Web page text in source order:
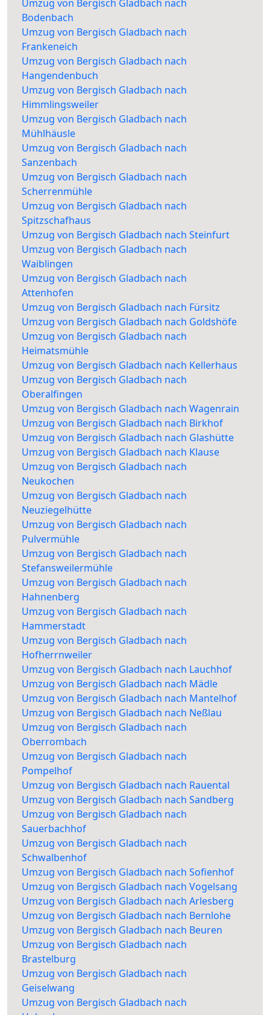
Umzug von Bergisch Gladbach nach
Bodenbach
Umzug von Bergisch Gladbach nach
Frankeneich
Umzug von Bergisch Gladbach nach
Hangendenbuch
Umzug von Bergisch Gladbach nach
Himmlingsweiler
Umzug von Bergisch Gladbach nach
Mühlhäusle
Umzug von Bergisch Gladbach nach
Sanzenbach
Umzug von Bergisch Gladbach nach
Scherrenmühle
Umzug von Bergisch Gladbach nach
Spitzschafhaus
Umzug von Bergisch Gladbach nach Steinfurt
Umzug von Bergisch Gladbach nach
Waiblingen
Umzug von Bergisch Gladbach nach
Attenhofen
Umzug von Bergisch Gladbach nach Fürsitz
Umzug von Bergisch Gladbach nach Goldshöfe
Umzug von Bergisch Gladbach nach
Heimatsmühle
Umzug von Bergisch Gladbach nach Kellerhaus
Umzug von Bergisch Gladbach nach
Oberalfingen
Umzug von Bergisch Gladbach nach Wagenrain
Umzug von Bergisch Gladbach nach Birkhof
Umzug von Bergisch Gladbach nach Glashütte
Umzug von Bergisch Gladbach nach Klause
Umzug von Bergisch Gladbach nach
Neukochen
Umzug von Bergisch Gladbach nach
Neuziegelhütte
Umzug von Bergisch Gladbach nach
Pulvermühle
Umzug von Bergisch Gladbach nach
Stefansweilermühle
Umzug von Bergisch Gladbach nach
Hahnenberg
Umzug von Bergisch Gladbach nach
Hammerstadt
Umzug von Bergisch Gladbach nach
Hofherrnweiler
Umzug von Bergisch Gladbach nach Lauchhof
Umzug von Bergisch Gladbach nach Mädle
Umzug von Bergisch Gladbach nach Mantelhof
Umzug von Bergisch Gladbach nach Neßlau
Umzug von Bergisch Gladbach nach
Oberrombach
Umzug von Bergisch Gladbach nach
Pompelhof
Umzug von Bergisch Gladbach nach Rauental
Umzug von Bergisch Gladbach nach Sandberg
Umzug von Bergisch Gladbach nach
Sauerbachhof
Umzug von Bergisch Gladbach nach
Schwalbenhof
Umzug von Bergisch Gladbach nach Sofienhof
Umzug von Bergisch Gladbach nach Vogelsang
Umzug von Bergisch Gladbach nach Arlesberg
Umzug von Bergisch Gladbach nach Bernlohe
Umzug von Bergisch Gladbach nach Beuren
Umzug von Bergisch Gladbach nach
Brastelburg
Umzug von Bergisch Gladbach nach
Geiselwang
Umzug von Bergisch Gladbach nach